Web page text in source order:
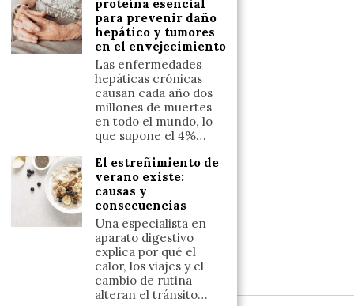
LINKS
Política de cookies (UE)
Términos y condiciones
Llámanos
+34633110958
+34633110958
proteína esencial
para prevenir daño
hepático y tumores
en el envejecimiento
Las enfermedades
hepáticas crónicas
causan cada año dos
millones de muertes
en todo el mundo, lo
que supone el 4%…
El estreñimiento de
verano existe:
causas y
consecuencias
Una especialista en
aparato digestivo
explica por qué el
calor, los viajes y el
cambio de rutina
alteran el tránsito…